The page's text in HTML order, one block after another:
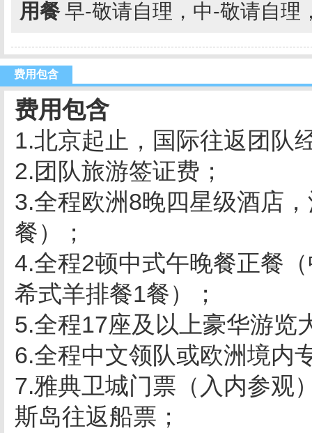
用餐 早-敬请自理，中-敬请自理
费用包含
费用包含
1.北京起止，国际往返团队
2.团队旅游签证费；
3.全程欧洲8晚四星级酒店
餐）；
4.全程2顿中式午晚餐正餐
希式羊排餐1餐）；
5.全程17座及以上豪华游览
6.全程中文领队或欧洲境内
7.雅典卫城门票（入内参观
斯岛往返船票；